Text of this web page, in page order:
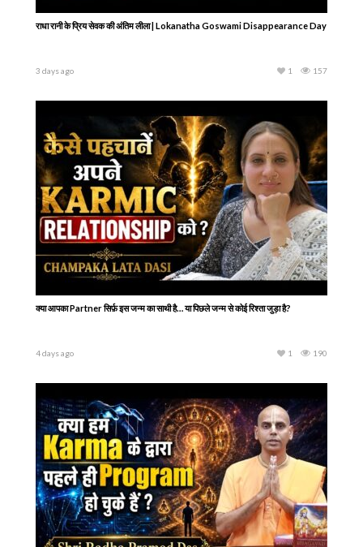
राधा रानी के प्रिय सेवक की अंतिम लीला | Lokanatha Goswami Disappearance Day
3 days ago 157
1
क्या आपका Partner सिर्फ़ इस जन्म का साथी है… या पिछले जन्म से कोई रिश्ता जुड़ा है?
4 days ago 190
1